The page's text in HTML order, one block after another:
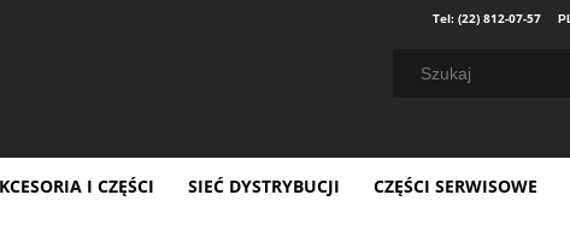
Tel: (22) 812-07-57
I CZĘŚCI SIEĆ DYSTRYBUCJI CZĘŚCI SERWISOWE